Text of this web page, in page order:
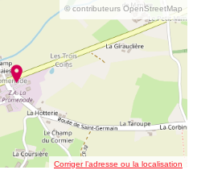
© contributeurs OpenStreetMap
Corriger l’adresse ou la localisation